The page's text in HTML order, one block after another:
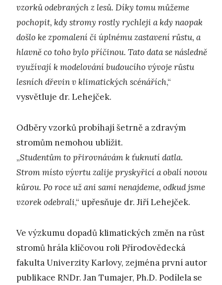
vzorků odebraných z lesů. Díky tomu můžeme
pochopit, kdy stromy rostly rychleji a kdy naopak
došlo ke zpomalení či úplnému zastavení růstu, a
hlavně co toho bylo příčinou. Tato data se následně
využívají k modelování budoucího vývoje růstu
lesních dřevin v klimatických scénářích,“
vysvětluje dr. Lehejček.
Odběry vzorků probíhají šetrně a zdravým
stromům nemohou ublížit.
„Studentům to přirovnávám k ťuknutí datla.
Strom místo vývrtu zalije pryskyřicí a obalí novou
kůrou. Po roce už ani sami nenajdeme, odkud jsme
vzorek odebrali,“ upřesňuje dr. Jiří Lehejček.
Ve výzkumu dopadů klimatických změn na růst
stromů hrála klíčovou roli Přírodovědecká
fakulta Univerzity Karlovy, zejména první autor
publikace RNDr. Jan Tumajer, Ph.D. Podílela se